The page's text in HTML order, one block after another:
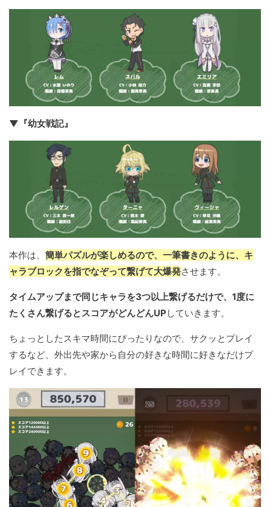
▼『幼女戦記』
本作は、 簡単パズルが楽しめるので、一筆書きのように、キ
ャラブロックを指でなぞって繋げて大爆発させます。
タイムアップまで同じキャラを3つ以上繋げるだけで、1度に
たくさん繋げるとスコアがどんどんUP していきます。
ちょっとしたスキマ時間にぴったりなので、サクッとプレイ
するなど、外出先や家から自分の好きな時間に好きなだけプ
レイできます。